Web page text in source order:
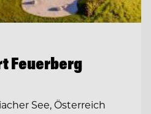
Feuerberg
See, Österreich